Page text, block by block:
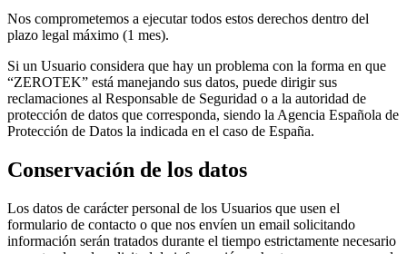
Nos comprometemos a ejecutar todos estos derechos dentro del
plazo legal máximo (1 mes).
Si un Usuario considera que hay un problema con la forma en que
“ZEROTEK” está manejando sus datos, puede dirigir sus
reclamaciones al Responsable de Seguridad o a la autoridad de
protección de datos que corresponda, siendo la Agencia Española de
Protección de Datos la indicada en el caso de España.
Conservación de los datos
Los datos de carácter personal de los Usuarios que usen el
formulario de contacto o que nos envíen un email solicitando
información serán tratados durante el tiempo estrictamente necesario